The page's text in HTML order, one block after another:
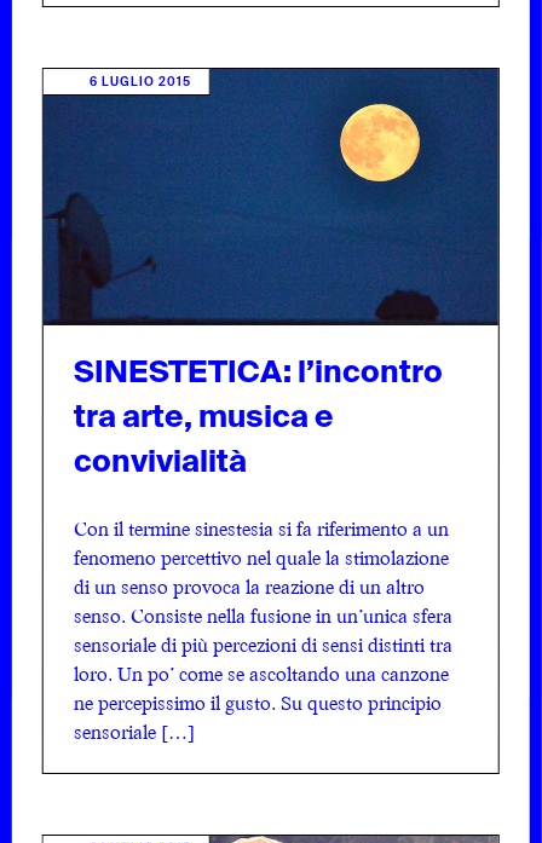
6 LUGLIO 2015
SINESTETICA: l’incontro
tra arte, musica e
convivialità
Con il termine sinestesia si fa riferimento a un
fenomeno percettivo nel quale la stimolazione
di un senso provoca la reazione di un altro
senso. Consiste nella fusione in un’unica sfera
sensoriale di più percezioni di sensi distinti tra
loro. Un po’ come se ascoltando una canzone
ne percepissimo il gusto. Su questo principio
sensoriale […]